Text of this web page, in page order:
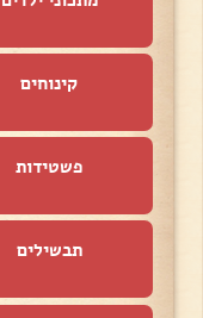
קינוחים
פשטידות
תבשילים